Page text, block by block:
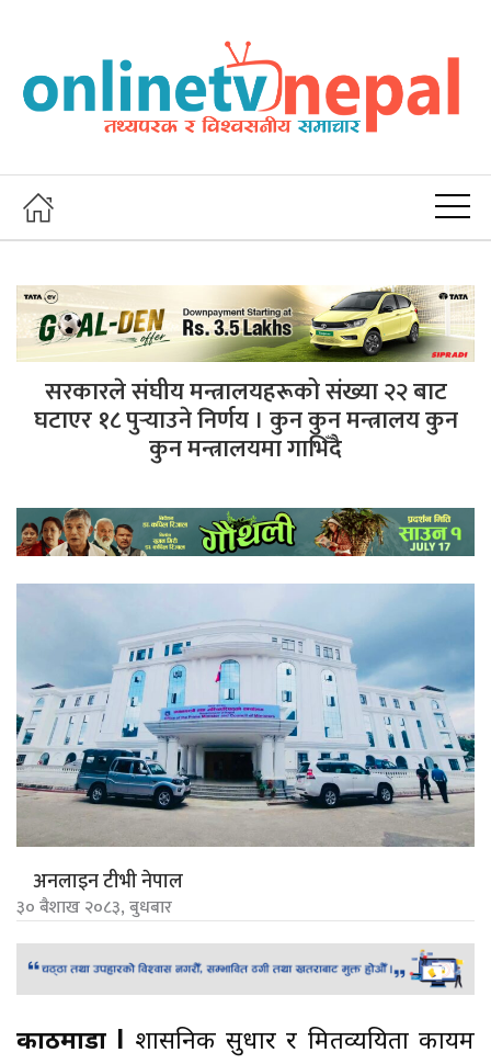
सरकारले संघीय मन्त्रालयहरूको संख्या २२ बाट
घटाएर १८ पुऱ्याउने निर्णय । कुन कुन मन्त्रालय कुन
कुन मन्त्रालयमा गाभिँदै
अनलाइन टीभी नेपाल
३० बैशाख २०८३, बुधबार
काठमाडौं l प्रशासनिक सुधार र मितव्ययिता कायम